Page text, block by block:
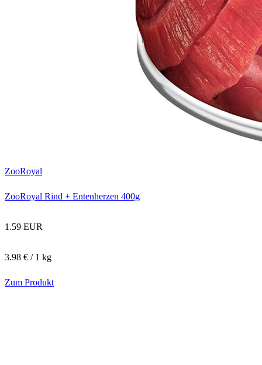
ZooRoyal
ZooRoyal Rind + Entenherzen 400g
1.59 EUR
3.98 € / 1 kg
Zum Produkt